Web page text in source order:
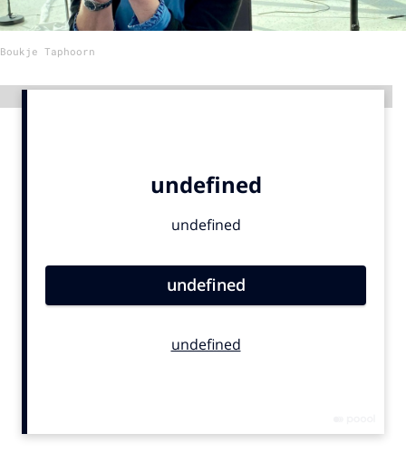
Events
Academy
Carriere
Contentmarketing
Digital transformation
Boukje Taphoorn